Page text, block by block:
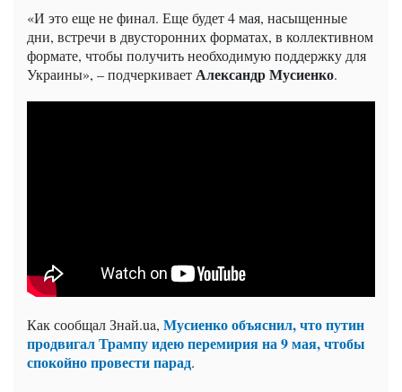
«И это еще не финал. Еще будет 4 мая, насыщенные
дни, встречи в двусторонних форматах, в коллективном
формате, чтобы получить необходимую поддержку для
Украины», – подчеркиваетАлександр Мусиенко.
Как сообщал Знай.ua, Мусиенко объяснил, что путин
продвигал Трампу идею перемирия на 9 мая, чтобы
спокойно провести парад.